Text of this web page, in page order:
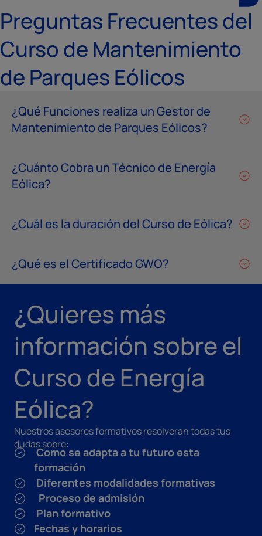
Preguntas Frecuentes del
Curso de Mantenimiento
de Parques Eólicos
¿Qué Funciones realiza un Gestor de
Mantenimiento de Parques Eólicos?
¿Cuánto Cobra un Técnico de Energía
Eólica?
¿Cuál es la duración del Curso de Eólica?
¿Qué es el Certificado GWO?
¿Quieres más
información sobre el
Curso de Energía
Eólica?
Nuestros asesores formativos resolveran todas tus
dudas sobre:
Como se adapta a tu futuro esta
formación
Diferentes modalidades formativas
Proceso de admisión
Plan formativo
Fechas y horarios